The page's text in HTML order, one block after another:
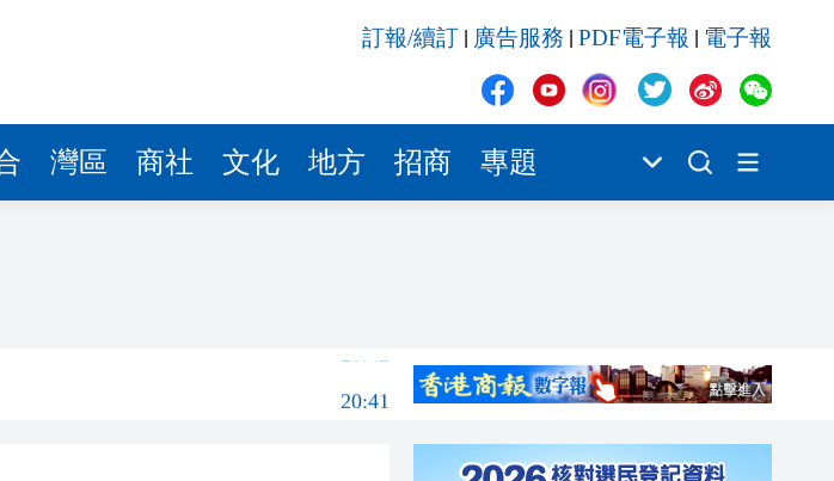
訂報/續訂 廣告服務 PDF電子報 電子報
灣區 商社 文化 地方 招商 專題
20:40
20:34
代